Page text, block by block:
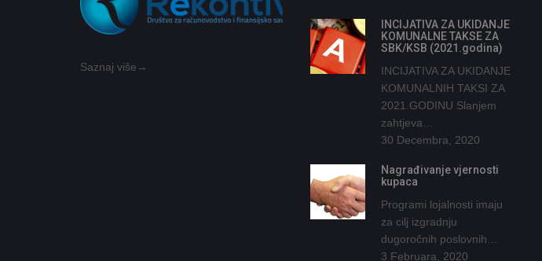
Saznaj više→
INCIJATIVA ZA UKIDANJE
KOMUNALNE TAKSE ZA
SBK/KSB (2021.godina)
INCIJATIVA ZA UKIDANJE
KOMUNALNIH TAKSI ZA
2021.GODINU Slanjem
zahtjeva…
30 Decembra, 2020
Nagrađivanje vjernosti
kupaca
Programi lojalnosti imaju
za cilj izgradnju
dugoročnih poslovnih…
3 Februara, 2020